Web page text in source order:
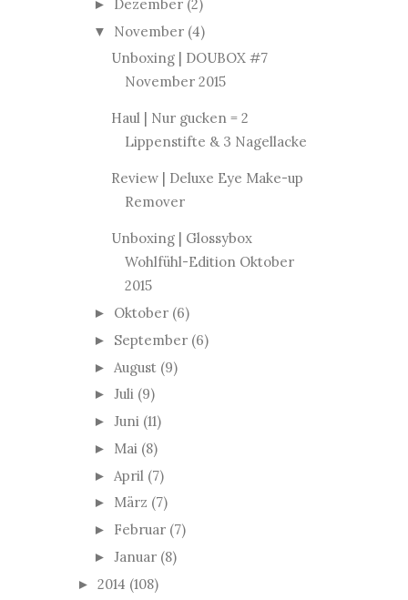
► Dezember (2)
▼ November (4)
Unboxing | DOUBOX #7
November 2015
Haul | Nur gucken = 2
Lippenstifte & 3 Nagellacke
Review | Deluxe Eye Make-up
Remover
Unboxing | Glossybox
Wohlfühl-Edition Oktober
2015
► Oktober (6)
► September (6)
► August (9)
► Juli (9)
► Juni (11)
► Mai (8)
► April (7)
► März (7)
► Februar (7)
► Januar (8)
► 2014 (108)